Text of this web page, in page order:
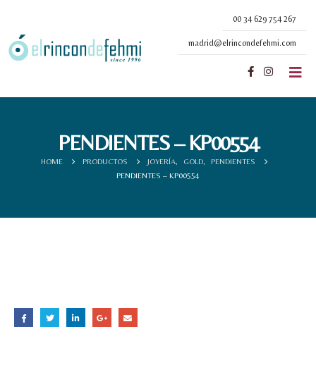
00 34 629 754 267
madrid@elrincondefehmi.com
PENDIENTES – KP00554
HOME PRODUCTOS JOYERÍA GOLD
PENDIENTES
PENDIENTES – KP00554